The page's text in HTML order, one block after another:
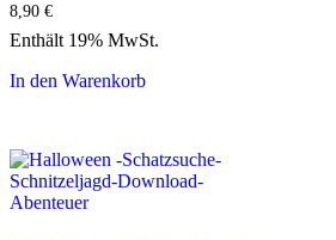
8,90 €
Enthält 19% MwSt.
In den Warenkorb